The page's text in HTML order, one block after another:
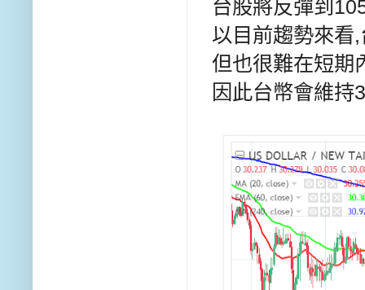
台股將反彈到
以目前趨勢來看
但也很難在短期
因此台幣會維持